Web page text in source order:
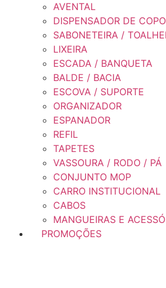
AVENTAL
DISPENSADOR DE
SABONETEIRA /
LIXEIRA
ESCADA / BANQUETA
BALDE / BACIA
ESCOVA / SUPORTE
ORGANIZADOR
ESPANADOR
REFIL
TAPETES
VASSOURA / RODO / PÁ
CONJUNTO MOP
CARRO INSTITUCIONAL
CABOS
MANGUEIRAS E
PROMOÇÕES